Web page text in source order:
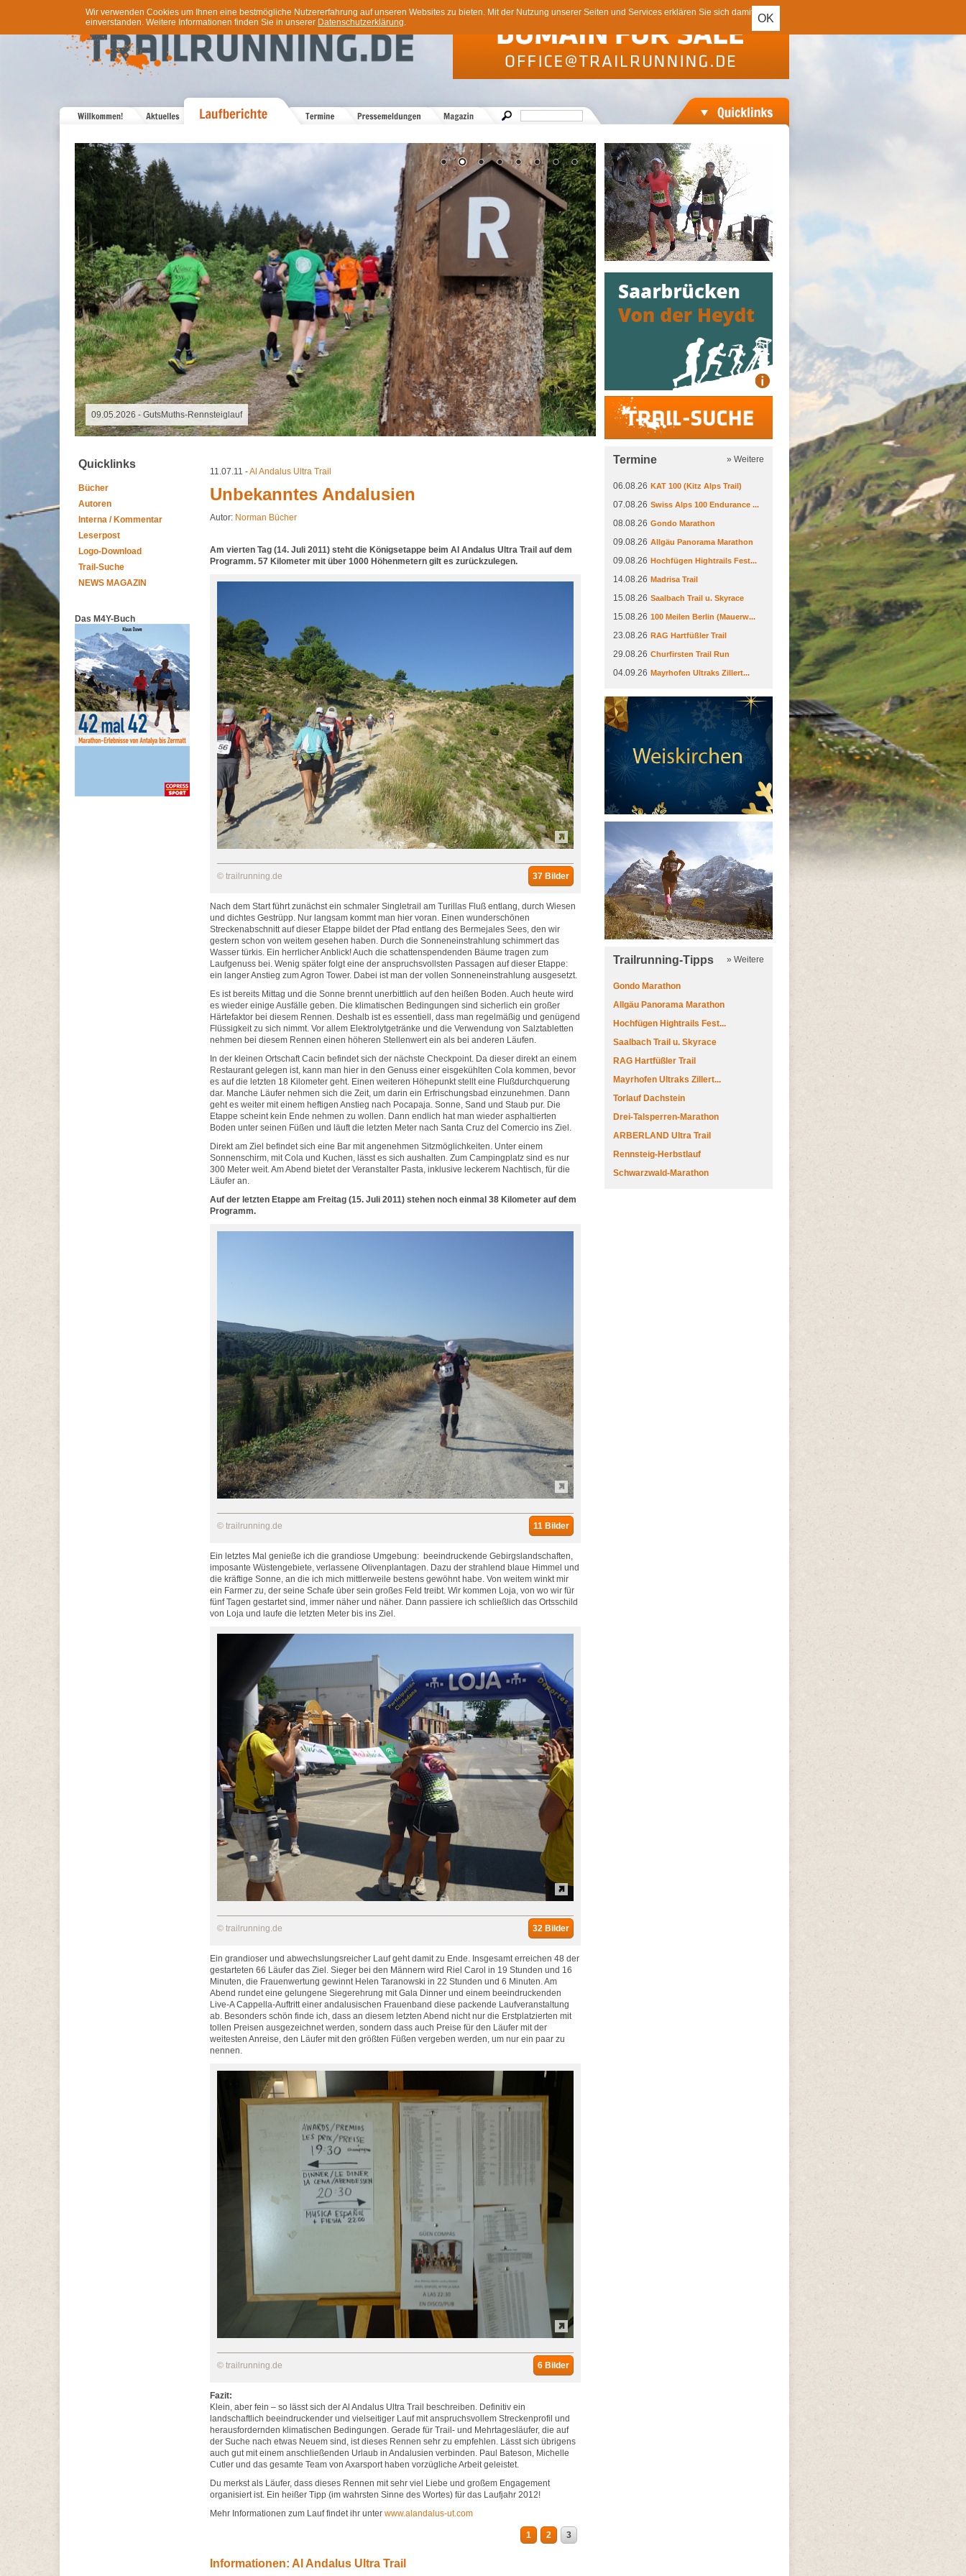
OK
Wir verwenden Cookies um Ihnen eine bestmögliche Nutzererfahrung auf unseren Websites zu bieten. Mit der Nutzung unserer Seiten und Services erklären Sie sich damit
einverstanden. Weitere Informationen finden Sie in unserer Datenschutzerklärung.
06.08.2026 - Special Event
Trail-Suche
Quicklinks
Bücher
Autoren
Interna / Kommentar
Leserpost
Logo-Download
Trail-Suche
NEWS MAGAZIN
Das M4Y-Buch
11.07.11 -Al Andalus Ultra Trail
Unbekanntes Andalusien
Autor: Norman Bücher
Am vierten Tag (14. Juli 2011) steht die Königsetappe beim Al Andalus Ultra Trail auf dem
Programm. 57 Kilometer mit über 1000 Höhenmetern gilt es zurückzulegen.
© trailrunning.de 37 Bilder
Nach dem Start führt zunächst ein schmaler Singletrail am Turillas Fluß entlang, durch Wiesen
und dichtes Gestrüpp. Nur langsam kommt man hier voran. Einen wunderschönen
Streckenabschnitt auf dieser Etappe bildet der Pfad entlang des Bermejales Sees, den wir
gestern schon von weitem gesehen haben. Durch die Sonneneinstrahlung schimmert das
Wasser türkis. Ein herrlicher Anblick! Auch die schattenspendenden Bäume tragen zum
Laufgenuss bei. Wenig später folgt eine der anspruchsvollsten Passagen auf dieser Etappe:
ein langer Anstieg zum Agron Tower. Dabei ist man der vollen Sonneneinstrahlung ausgesetzt.
Es ist bereits Mittag und die Sonne brennt unerbittlich auf den heißen Boden. Auch heute wird
es wieder einige Ausfälle geben. Die klimatischen Bedingungen sind sicherlich ein großer
Härtefaktor bei diesem Rennen. Deshalb ist es essentiell, dass man regelmäßig und genügend
Flüssigkeit zu sich nimmt. Vor allem Elektrolytgetränke und die Verwendung von Salztabletten
nehmen bei diesem Rennen einen höheren Stellenwert ein als bei anderen Läufen.
In der kleinen Ortschaft Cacin befindet sich der nächste Checkpoint. Da dieser direkt an einem
Restaurant gelegen ist, kann man hier in den Genuss einer eisgekühlten Cola kommen, bevor
es auf die letzten 18 Kilometer geht. Einen weiteren Höhepunkt stellt eine Flußdurchquerung
dar. Manche Läufer nehmen sich die Zeit, um darin ein Erfrischungsbad einzunehmen. Dann
geht es weiter mit einem heftigen Anstieg nach Pocapaja. Sonne, Sand und Staub pur. Die
Etappe scheint kein Ende nehmen zu wollen. Dann endlich hat man wieder asphaltierten
Boden unter seinen Füßen und läuft die letzten Meter nach Santa Cruz del Comercio ins Ziel.
Direkt am Ziel befindet sich eine Bar mit angenehmen Sitzmöglichkeiten. Unter einem
Sonnenschirm, mit Cola und Kuchen, lässt es sich aushalten. Zum Campingplatz sind es nur
300 Meter weit. Am Abend bietet der Veranstalter Pasta, inklusive leckerem Nachtisch, für die
Läufer an.
Auf der letzten Etappe am Freitag (15. Juli 2011) stehen noch einmal 38 Kilometer auf dem
Programm.
© trailrunning.de 11 Bilder
Ein letztes Mal genieße ich die grandiose Umgebung: beeindruckende Gebirgslandschaften,
imposante Wüstengebiete, verlassene Olivenplantagen. Dazu der strahlend blaue Himmel und
die kräftige Sonne, an die ich mich mittlerweile bestens gewöhnt habe. Von weitem winkt mir
ein Farmer zu, der seine Schafe über sein großes Feld treibt. Wir kommen Loja, von wo wir für
fünf Tagen gestartet sind, immer näher und näher. Dann passiere ich schließlich das Ortsschild
von Loja und laufe die letzten Meter bis ins Ziel.
© trailrunning.de 32 Bilder
Ein grandioser und abwechslungsreicher Lauf geht damit zu Ende. Insgesamt erreichen 48 der
gestarteten 66 Läufer das Ziel. Sieger bei den Männern wird Riel Carol in 19 Stunden und 16
Minuten, die Frauenwertung gewinnt Helen Taranowski in 22 Stunden und 6 Minuten. Am
Abend rundet eine gelungene Siegerehrung mit Gala Dinner und einem beeindruckenden
Live-A Cappella-Auftritt einer andalusischen Frauenband diese packende Laufveranstaltung
ab. Besonders schön finde ich, dass an diesem letzten Abend nicht nur die Erstplatzierten mit
tollen Preisen ausgezeichnet werden, sondern dass auch Preise für den Läufer mit der
weitesten Anreise, den Läufer mit den größten Füßen vergeben werden, um nur ein paar zu
nennen.
© trailrunning.de 6 Bilder
Fazit:
Klein, aber fein – so lässt sich der Al Andalus Ultra Trail beschreiben. Definitiv ein
landschaftlich beeindruckender und vielseitiger Lauf mit anspruchsvollem Streckenprofil und
herausfordernden klimatischen Bedingungen. Gerade für Trail- und Mehrtagesläufer, die auf
der Suche nach etwas Neuem sind, ist dieses Rennen sehr zu empfehlen. Lässt sich übrigens
auch gut mit einem anschließenden Urlaub in Andalusien verbinden. Paul Bateson, Michelle
Cutler und das gesamte Team von Axarsport haben vorzügliche Arbeit geleistet.
Du merkst als Läufer, dass dieses Rennen mit sehr viel Liebe und großem Engagement
organisiert ist. Ein heißer Tipp (im wahrsten Sinne des Wortes) für das Laufjahr 2012!
Mehr Informationen zum Lauf findet ihr unter www.alandalus-ut.com
1 2 3
Informationen: Al Andalus Ultra Trail
Termine » Weitere
06.08.26 KAT 100 (Kitz Alps Trail)
07.08.26 Swiss Alps 100 Endurance ...
08.08.26 Gondo Marathon
09.08.26 Allgäu Panorama Marathon
09.08.26 Hochfügen Hightrails Fest...
14.08.26 Madrisa Trail
15.08.26 Saalbach Trail u. Skyrace
15.08.26 100 Meilen Berlin (Mauerw...
23.08.26 RAG Hartfüßler Trail
29.08.26 Churfirsten Trail Run
04.09.26 Mayrhofen Ultraks Zillert...
Trailrunning-Tipps » Weitere
Gondo Marathon
Allgäu Panorama Marathon
Hochfügen Hightrails Fest...
Saalbach Trail u. Skyrace
RAG Hartfüßler Trail
Mayrhofen Ultraks Zillert...
Torlauf Dachstein
Drei-Talsperren-Marathon
ARBERLAND Ultra Trail
Rennsteig-Herbstlauf
Schwarzwald-Marathon